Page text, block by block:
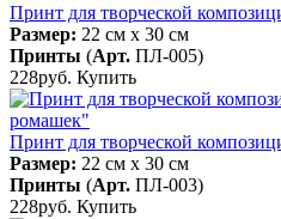
Принт для творческой
Размер: 22 см x 30 см
Принты (Арт. ПЛ-005)
228руб. Купить
Принт для творческой
Размер: 22 см x 30 см
Принты (Арт. ПЛ-003)
228руб. Купить